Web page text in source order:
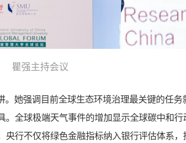
瞿强主持会议
她强调目前全球生态环境治理最关键的任
全球极端天气事件的增加显示全球碳中和
行不仅将绿色金融指标纳入银行评估体系